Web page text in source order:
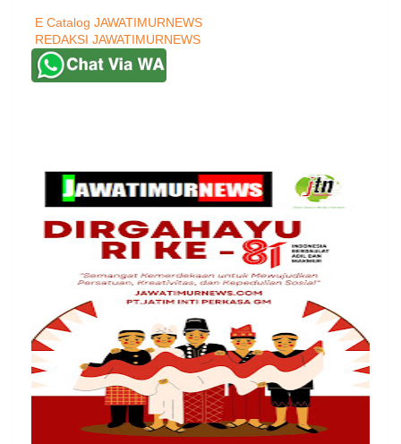
E Catalog JAWATIMURNEWS
REDAKSI JAWATIMURNEWS